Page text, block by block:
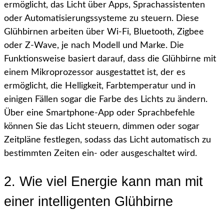
ermöglicht, das Licht über Apps, Sprachassistenten
oder Automatisierungssysteme zu steuern. Diese
Glühbirnen arbeiten über Wi-Fi, Bluetooth, Zigbee
oder Z-Wave, je nach Modell und Marke. Die
Funktionsweise basiert darauf, dass die Glühbirne mit
einem Mikroprozessor ausgestattet ist, der es
ermöglicht, die Helligkeit, Farbtemperatur und in
einigen Fällen sogar die Farbe des Lichts zu ändern.
Über eine Smartphone-App oder Sprachbefehle
können Sie das Licht steuern, dimmen oder sogar
Zeitpläne festlegen, sodass das Licht automatisch zu
bestimmten Zeiten ein- oder ausgeschaltet wird.
2. Wie viel Energie kann man mit
einer intelligenten Glühbirne